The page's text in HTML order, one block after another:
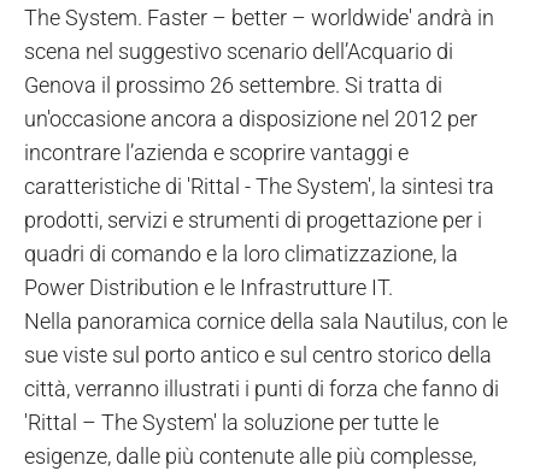
The System. Faster – better – worldwide' andrà in
scena nel suggestivo scenario dell’Acquario di
Genova il prossimo 26 settembre. Si tratta di
un'occasione ancora a disposizione nel 2012 per
incontrare l’azienda e scoprire vantaggi e
caratteristiche di 'Rittal - The System', la sintesi tra
prodotti, servizi e strumenti di progettazione per i
quadri di comando e la loro climatizzazione, la
Power Distribution e le Infrastrutture IT.
Nella panoramica cornice della sala Nautilus, con le
sue viste sul porto antico e sul centro storico della
città, verranno illustrati i punti di forza che fanno di
'Rittal – The System' la soluzione per tutte le
esigenze, dalle più contenute alle più complesse,